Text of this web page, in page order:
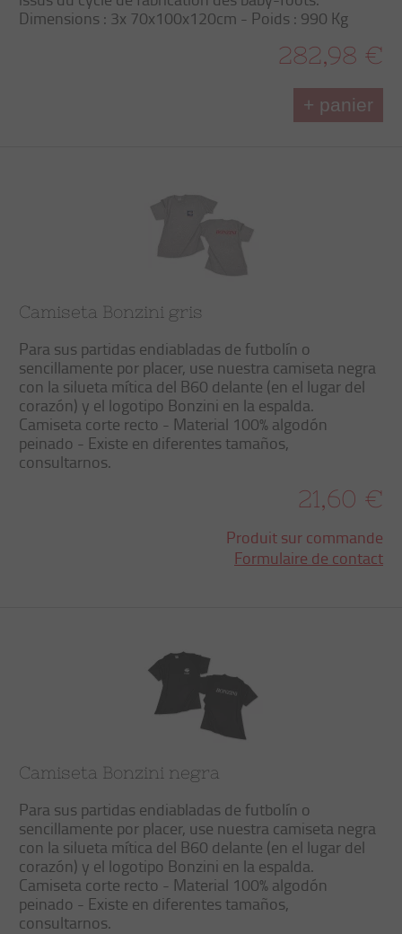
Dimensions : 3x 70x100x120cm - Poids : 990 Kg
282,98 €
+ panier
Camiseta Bonzini gris
Para sus partidas endiabladas de futbolín o
sencillamente por placer, use nuestra camiseta negra
con la silueta mítica del B60 delante (en el lugar del
corazón) y el logotipo Bonzini en la espalda.
Camiseta corte recto - Material 100% algodón
peinado - Existe en diferentes tamaños,
consultarnos.
21,60 €
Produit sur commande
Formulaire de contact
Camiseta Bonzini negra
Para sus partidas endiabladas de futbolín o
sencillamente por placer, use nuestra camiseta negra
con la silueta mítica del B60 delante (en el lugar del
corazón) y el logotipo Bonzini en la espalda.
Camiseta corte recto - Material 100% algodón
peinado - Existe en diferentes tamaños,
consultarnos.